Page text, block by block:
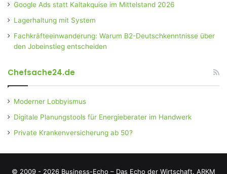
Google Ads statt Kaltakquise im Mittelstand 2026
Lagerhaltung mit System
Fachkräfteeinwanderung: Warum B2-Deutschkenntnisse über
den Jobeinstieg entscheiden
Chefsache24.de
Moderner Lobbyismus
Digitale Planungstools für Energieberater im Handwerk
Private Krankenversicherung ab 50?
© 2009 - 2026 Business-Echo – Das Echo der Wirtschaft. ARKM